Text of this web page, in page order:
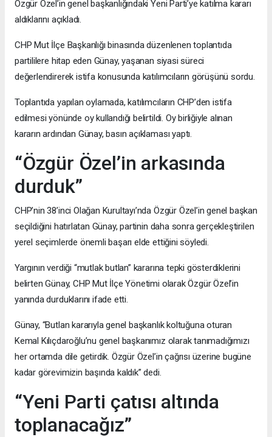
Özgür Özel’in genel başkanlığındaki Yeni Parti’ye katılma kararı
aldıklarını açıkladı.
CHP Mut İlçe Başkanlığı binasında düzenlenen toplantıda
partililere hitap eden Günay, yaşanan siyasi süreci
değerlendirerek istifa konusunda katılımcıların görüşünü sordu.
Toplantıda yapılan oylamada, katılımcıların CHP’den istifa
edilmesi yönünde oy kullandığı belirtildi. Oy birliğiyle alınan
kararın ardından Günay, basın açıklaması yaptı.
“Özgür Özel’in arkasında
durduk”
CHP’nin 38’inci Olağan Kurultayı’nda Özgür Özel’in genel başkan
seçildiğini hatırlatan Günay, partinin daha sonra gerçekleştirilen
yerel seçimlerde önemli başarı elde ettiğini söyledi.
Yargının verdiği “mutlak butlan” kararına tepki gösterdiklerini
belirten Günay, CHP Mut İlçe Yönetimi olarak Özgür Özel’in
yanında durduklarını ifade etti.
Günay, “Butlan kararıyla genel başkanlık koltuğuna oturan
Kemal Kılıçdaroğlu’nu genel başkanımız olarak tanımadığımızı
her ortamda dile getirdik. Özgür Özel’in çağrısı üzerine bugüne
kadar görevimizin başında kaldık” dedi.
“Yeni Parti çatısı altında
toplanacağız”